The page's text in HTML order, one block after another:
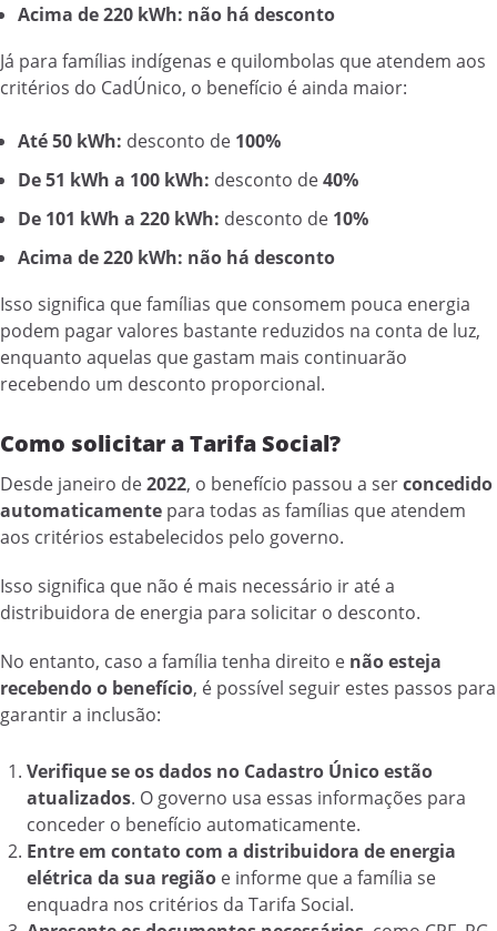
Acima de 220 kWh: não há desconto
Já para famílias indígenas e quilombolas que atendem aos
critérios do CadÚnico, o benefício é ainda maior:
Até 50 kWh: desconto de 100%
De 51 kWh a 100 kWh: desconto de40%
De 101 kWh a 220 kWh: desconto de 10%
Acima de 220 kWh: não há desconto
Isso significa que famílias que consomem pouca energia
podem pagar valores bastante reduzidos na conta de luz,
enquanto aquelas que gastam mais continuarão
recebendo um desconto proporcional.
Como solicitar a Tarifa Social?
Desde janeiro de2022, o benefício passou a serconcedido
automaticamente para todas as famílias que atendem
aos critérios estabelecidos pelo governo.
Isso significa que não é mais necessário ir até a
distribuidora de energia para solicitar o desconto.
No entanto, caso a família tenha direito e não esteja
recebendo o benefício, é possível seguir estes passos para
garantir a inclusão:
Verifique se os dados no Cadastro Único estão
atualizados. O governo usa essas informações para
conceder o benefício automaticamente.
Entre em contato com a distribuidora de energia
elétrica da sua região e informe que a família se
enquadra nos critérios da Tarifa Social.